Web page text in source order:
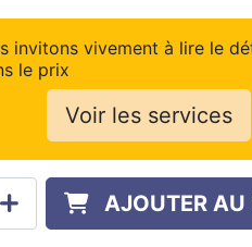
invitons vivement à lire le
le prix
Voir les services
AJOUTER AU